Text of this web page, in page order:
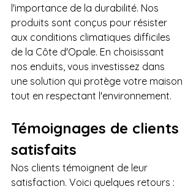
l'importance de la durabilité. Nos
produits sont conçus pour résister
aux conditions climatiques difficiles
de la Côte d'Opale. En choisissant
nos enduits, vous investissez dans
une solution qui protège votre maison
tout en respectant l'environnement.
Témoignages de clients
satisfaits
Nos clients témoignent de leur
satisfaction. Voici quelques retours :